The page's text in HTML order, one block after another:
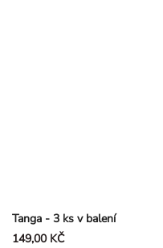
Tanga - 3 ks v balení
149,00 KČ